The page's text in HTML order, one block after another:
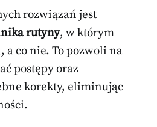
rozwiązań jest
rutyny, w którym
a co nie. To pozwoli na
postępy oraz
korekty, eliminując